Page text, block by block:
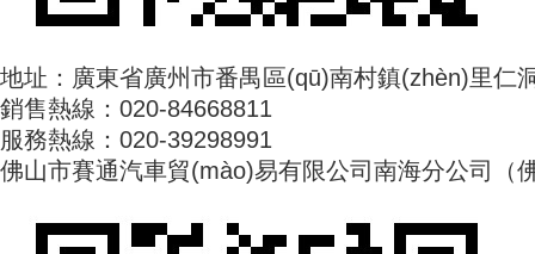
地址：廣東省廣州市番禺區(qū)南村鎮(zhèn)里仁
銷售熱線：020-84668811
服務熱線：020-39298991
佛山市賽通汽車貿(mào)易有限公司南海分公司（